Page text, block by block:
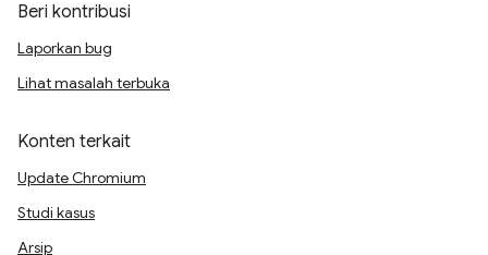
Beri kontribusi
Laporkan bug
Lihat masalah terbuka
Konten terkait
Update Chromium
Studi kasus
Arsip